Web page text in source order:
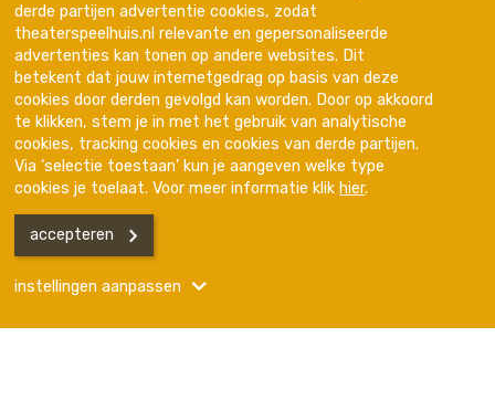
derde partijen advertentie cookies, zodat
theaterspeelhuis.nl relevante en gepersonaliseerde
advertenties kan tonen op andere websites. Dit
betekent dat jouw internetgedrag op basis van deze
cookies door derden gevolgd kan worden. Door op akkoord
te klikken, stem je in met het gebruik van analytische
cookies, tracking cookies en cookies van derde partijen.
Via ‘selectie toestaan’ kun je aangeven welke type
cookies je toelaat. Voor meer informatie klik hier.
accepteren
instellingen aanpassen
Functionele en geanonimiseerde Analytische
Programma Hulp & Contact
Trotse partner van
Handelsnaam is Het Speelhuis
Het Speelhuis in onderdeel van de Gemeente Helmond